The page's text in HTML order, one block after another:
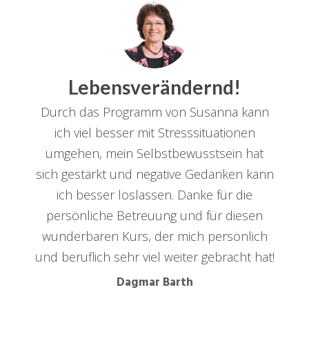
Lebensverändernd!
Durch das Programm von Susanna kann
ich viel besser mit Stresssituationen
umgehen, mein Selbstbewusstsein hat
sich gestärkt und negative Gedanken kann
ich besser loslassen. Danke für die
persönliche Betreuung und für diesen
wunderbaren Kurs, der mich persönlich
und beruflich sehr viel weiter gebracht hat!
Dagmar Barth